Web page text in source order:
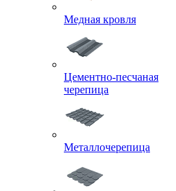
Медная кровля
Цементно-песчаная
черепица
Металлочерепица